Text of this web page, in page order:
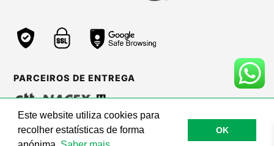
PARCEIROS DE ENTREGA
©Zurc Etraud |Web Care by BinaryBrigade
Este website utiliza cookies para
recolher estatísticas de forma
OK